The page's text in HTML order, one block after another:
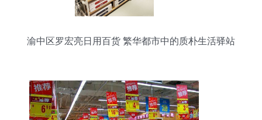
渝中区罗宏亮日用百货 繁华都市中的质朴生活驿站